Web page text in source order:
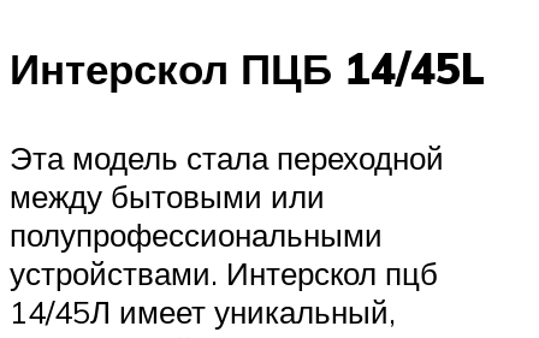
Интерскол ПЦБ 14/45L
Эта модель стала переходной
между бытовыми или
полупрофессиональными
устройствами. Интерскол пцб
14/45Л имеет уникальный,